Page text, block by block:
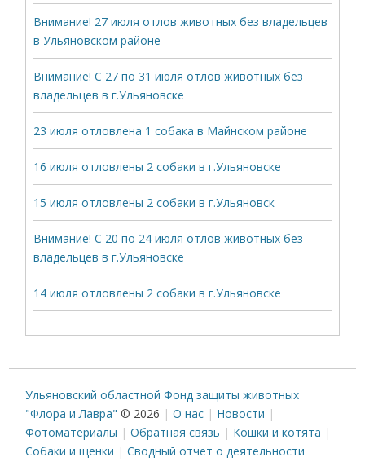
Внимание! 27 июля отлов животных без владельцев
в Ульяновском районе
Внимание! С 27 по 31 июля отлов животных без
владельцев в г.Ульяновске
23 июля отловлена 1 собака в Майнском районе
16 июля отловлены 2 собаки в г.Ульяновске
15 июля отловлены 2 собаки в г.Ульяновск
Внимание! С 20 по 24 июля отлов животных без
владельцев в г.Ульяновске
14 июля отловлены 2 собаки в г.Ульяновске
Ульяновский областной Фонд защиты животных
"Флора и Лавра" © 2026 О нас
Новости
Фотоматериалы
Обратная связь
Кошки и котята
Собаки и щенки
Сводный отчет о деятельности